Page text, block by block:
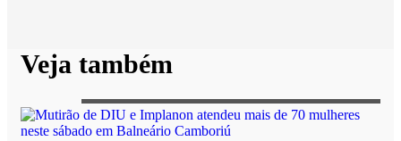
Veja também